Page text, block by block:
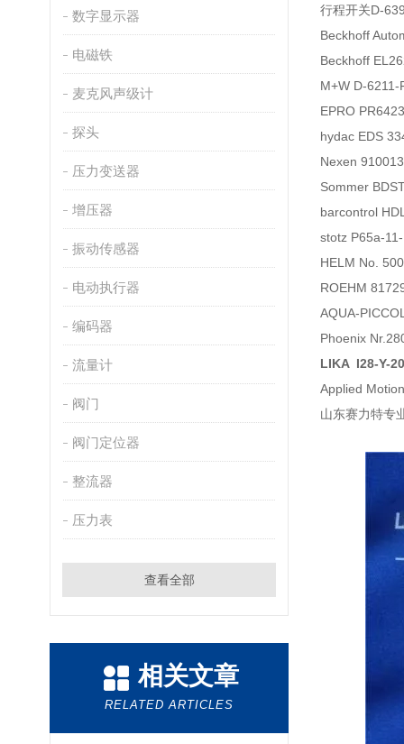
数字显示器
电磁铁
麦克风声级计
探头
压力变送器
增压器
振动传感器
电动执行器
编码器
流量计
阀门
阀门定位器
整流器
压力表
查看全部
相关文章
RELATED ARTICLES
行程开关D-
Beckhoff
Beckhoff
M+W D-
EPRO
hydac EDS
Nexen
Sommer
barcontrol
stotz P65a-
HELM No.
ROEHM
AQUA-
Phoenix
LIKA I28-Y-
Applied
山东赛力特专